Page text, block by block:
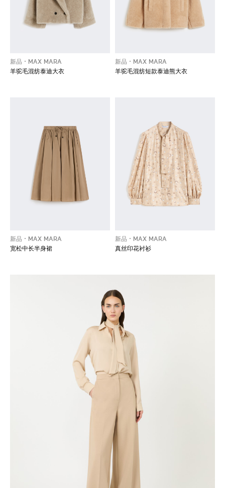
新品
MAX MARA
羊驼毛混纺泰迪大衣
新品
MAX MARA
羊驼毛混纺短款泰迪熊大衣
新品
MAX MARA
宽松中长半身裙
新品
MAX MARA
真丝印花衬衫